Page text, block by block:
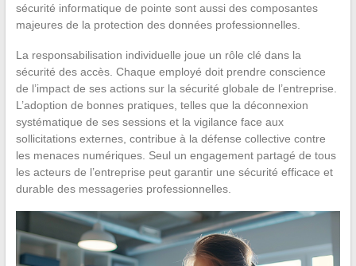
sécurité informatique de pointe sont aussi des composantes
majeures de la protection des données professionnelles.
La responsabilisation individuelle joue un rôle clé dans la
sécurité des accès. Chaque employé doit prendre conscience
de l’impact de ses actions sur la sécurité globale de l’entreprise.
L’adoption de bonnes pratiques, telles que la déconnexion
systématique de ses sessions et la vigilance face aux
sollicitations externes, contribue à la défense collective contre
les menaces numériques. Seul un engagement partagé de tous
les acteurs de l’entreprise peut garantir une sécurité efficace et
durable des messageries professionnelles.